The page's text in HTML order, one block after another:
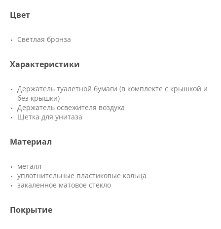
Цвет
Светлая бронза
Характеристики
Держатель туалетной бумаги (в комплекте с крышкой и
без крышки)
Держатель освежителя воздуха
Щетка для унитаза
Материал
металл
уплотнительные пластиковые кольца
закаленное матовое стекло
Покрытие